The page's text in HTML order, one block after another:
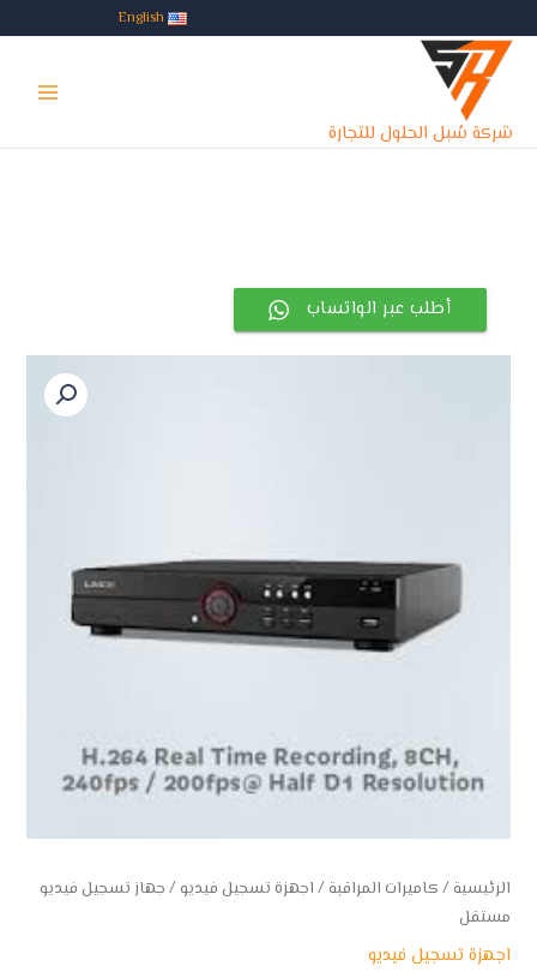
إلى
المحتوى
English
شركة سُبل الحلول للتجارة
Menu
أطلب عبر الواتساب
الرئيسية/كاميرات المراقبة/اجهزة تسجيل فيديو/ جهاز تسجيل فيديو
مستقل
اجهزة تسجيل فيديو